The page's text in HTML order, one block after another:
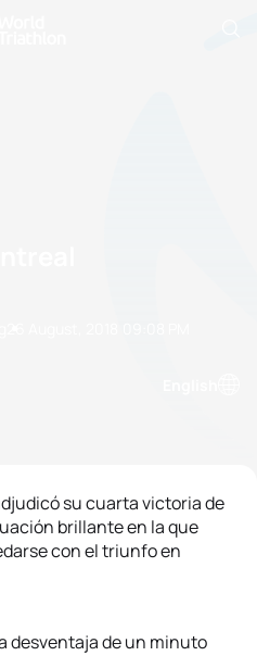
su cuarta victoria de
brillante en la que
con el triunfo en
desventaja de un minuto